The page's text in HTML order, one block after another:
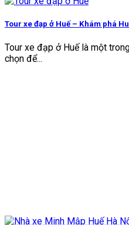
Tour xe đạp ở Huế – Khám phá
Tour xe đạp ở Huế là một
chọn để...